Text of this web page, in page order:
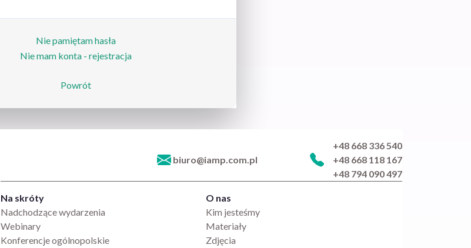
Nie pamiętam hasła
Nie mam konta - rejestracja
Powrót
biuro@iamp.com.pl
+48 668 336 540
+48 668 118 167
+48 794 090 497
Na skróty
Nadchodzące wydarzenia
Webinary
Konferencje ogólnopolskie
O nas
Kim jesteśmy
Materiały
Zdjęcia